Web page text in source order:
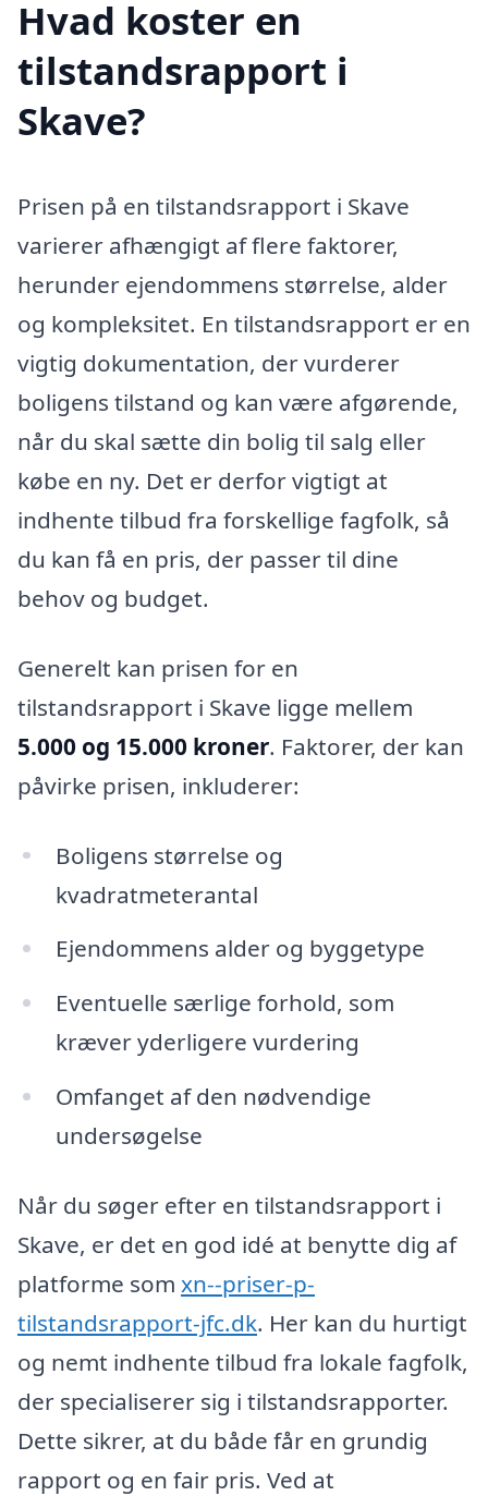
Hvad koster en
tilstandsrapport i
Skave?
Prisen på en tilstandsrapport i Skave
varierer afhængigt af flere faktorer,
herunder ejendommens størrelse, alder
og kompleksitet. En tilstandsrapport er en
vigtig dokumentation, der vurderer
boligens tilstand og kan være afgørende,
når du skal sætte din bolig til salg eller
købe en ny. Det er derfor vigtigt at
indhente tilbud fra forskellige fagfolk, så
du kan få en pris, der passer til dine
behov og budget.
Generelt kan prisen for en
tilstandsrapport i Skave ligge mellem
5.000 og 15.000 kroner. Faktorer, der kan
påvirke prisen, inkluderer:
Boligens størrelse og
kvadratmeterantal
Ejendommens alder og byggetype
Eventuelle særlige forhold, som
kræver yderligere vurdering
Omfanget af den nødvendige
undersøgelse
Når du søger efter en tilstandsrapport i
Skave, er det en god idé at benytte dig af
platforme som xn--priser-p-
tilstandsrapport-jfc.dk. Her kan du hurtigt
og nemt indhente tilbud fra lokale fagfolk,
der specialiserer sig i tilstandsrapporter.
Dette sikrer, at du både får en grundig
rapport og en fair pris. Ved at